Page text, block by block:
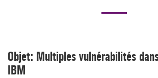
Objet: Multiples vulnérabilités
IBM